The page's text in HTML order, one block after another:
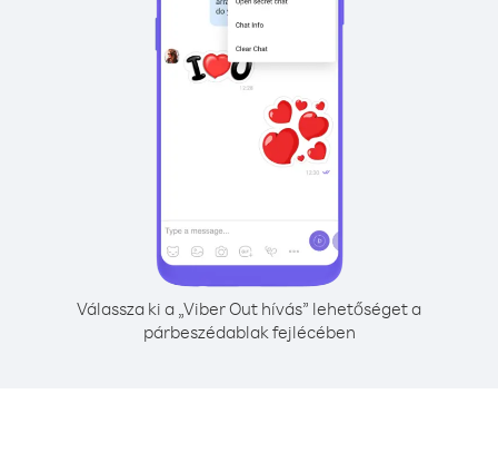
Válassza ki a „Viber Out hívás” lehetőséget a
párbeszédablak fejlécében